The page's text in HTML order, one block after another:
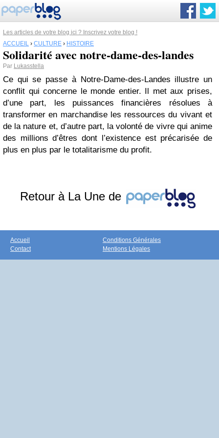
Les articles de votre blog ici ? Inscrivez votre blog !
ACCUEIL › CULTURE › HISTOIRE
Solidarité avec notre-dame-des-landes
Par Lukasstella
Ce qui se passe à Notre-Dame-des-Landes illustre un
conflit qui concerne le monde entier. Il met aux prises,
d’une part, les puissances financières résolues à
transformer en marchandise les ressources du vivant et
de la nature et, d’autre part, la volonté de vivre qui anime
des millions d’êtres dont l’existence est précarisée de
plus en plus par le totalitarisme du profit.
Retour à La Une de
Accueil
Contact
Conditions Générales
Mentions Légales